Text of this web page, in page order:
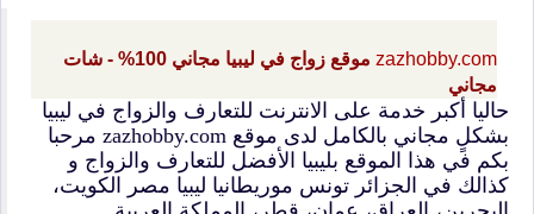
zazhobby.com
موقع زواج في ليبيا مجاني 100% - شات
مجاني
حاليا أكبر خدمة على الانترنت للتعارف والزواج في ليبيا
بشكلٍ مجاني بالكامل لدى موقع zazhobby.com مرحبا
بكم في هذا الموقع بليبيا الأفضل للتعارف والزواج و
كذالك في الجزائر تونس موريطانيا ليبيا مصر الكويت،